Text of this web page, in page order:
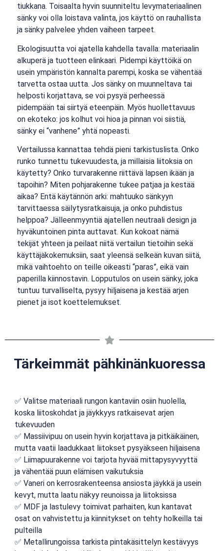
tiukkana. Toisaalta hyvin suunniteltu levymateriaalinen
sänky voi olla loistava valinta, jos käyttö on rauhallista
ja sänky palvelee yhden vaiheen tarpeet.
Ekologisuutta voi ajatella kahdella tavalla: materiaalin
alkuperä ja tuotteen elinkaari. Pidempi käyttöikä on
usein ympäristön kannalta parempi, koska se vähentää
tarvetta ostaa uutta. Jos sänky on muunneltava tai
helposti korjattava, se voi pysyä perheessä
pidempään tai siirtyä eteenpäin. Myös huollettavuus
on ekoteko: jos kolhut voi hioa ja pinnan voi siistiä,
sänky ei “vanhene” yhtä nopeasti.
Vertailussa kannattaa tehdä pieni tarkistuslista. Onko
runko tunnettu tukevuudesta, ja millaisia liitoksia on
käytetty? Onko turvarakenne riittävä lapsen ikään ja
tapoihin? Miten pohjarakenne tukee patjaa ja kestää
aikaa? Entä käytännön arki: mahtuuko sänkyyn
tarvittaessa säilytysratkaisuja, ja onko puhdistus
helppoa? Jälleenmyyntiä ajatellen neutraali design ja
hyväkuntoinen pinta auttavat. Kun kokoat nämä
tekijät yhteen ja peilaat niitä vertailun tietoihin sekä
käyttäjäkokemuksiin, saat yleensä selkeän kuvan siitä,
mikä vaihtoehto on teille oikeasti “paras”, eikä vain
paperilla kiinnostavin. Lopputulos on usein sänky, joka
tuntuu turvalliselta, pysyy hiljaisena ja kestää arjen
pienet ja isot koettelemukset.
Tärkeimmät pähkinänkuoressa
✅ Valitse materiaali rungon kantaviin osiin huolella,
koska liitoskohdat ja jäykkyys ratkaisevat arjen
tukevuuden
✅ Massiivipuu on usein hyvin korjattava ja pitkäikäinen,
mutta vaatii laadukkaat liitokset pysyäkseen hiljaisena
✅ Liimapuurakenne voi tarjota hyvää mittapysyvyyttä
ja vähentää puun elämisen vaikutuksia
✅ Vaneri on kerrosrakenteensa ansiosta jäykkä ja usein
kevyt, mutta laatu näkyy reunoissa ja liitoksissa
✅ MDF ja lastulevy toimivat parhaiten, kun kantavat
osat on vahvistettu ja kiinnitykset on tehty holkeilla tai
pulteilla
✅ Metallirungoissa tarkista pintakäsittelyn kestävyys